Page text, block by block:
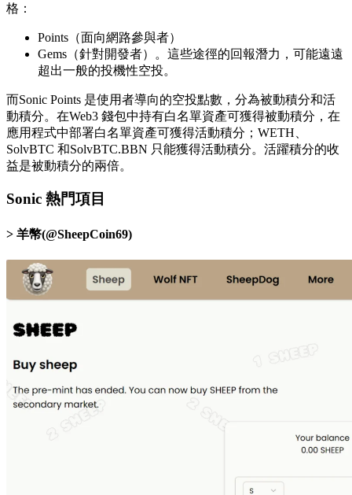
格：
Points（面向網路參與者）
Gems（針對開發者）。這些途徑的回報潛力，可能遠遠
超出一般的投機性空投。
而Sonic Points 是使用者導向的空投點數，分為被動積分和活
動積分。在Web3 錢包中持有白名單資產可獲得被動積分，在
應用程式中部署白名單資產可獲得活動積分；WETH、
SolvBTC 和SolvBTC.BBN 只能獲得活動積分。活躍積分的收
益是被動積分的兩倍。
Sonic 熱門項目
羊幣(@SheepCoin69)